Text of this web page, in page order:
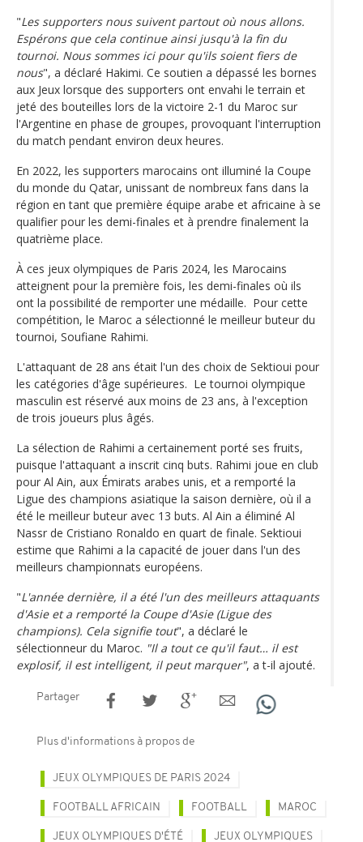
"Les supporters nous suivent partout où nous allons.
Espérons que cela continue ainsi jusqu'à la fin du
tournoi. Nous sommes ici pour qu'ils soient fiers de
nous", a déclaré Hakimi. Ce soutien a dépassé les bornes
aux Jeux lorsque des supporters ont envahi le terrain et
jeté des bouteilles lors de la victoire 2-1 du Maroc sur
l'Argentine en phase de groupes, provoquant l'interruption
du match pendant environ deux heures.
En 2022, les supporters marocains ont illuminé la Coupe
du monde du Qatar, unissant de nombreux fans dans la
région en tant que première équipe arabe et africaine à se
qualifier pour les demi-finales et à prendre finalement la
quatrième place.
À ces jeux olympiques de Paris 2024, les Marocains
atteignent pour la première fois, les demi-finales où ils
ont la possibilité de remporter une médaille. Pour cette
compétition, le Maroc a sélectionné le meilleur buteur du
tournoi, Soufiane Rahimi.
L'attaquant de 28 ans était l'un des choix de Sektioui pour
les catégories d'âge supérieures. Le tournoi olympique
masculin est réservé aux moins de 23 ans, à l'exception
de trois joueurs plus âgés.
La sélection de Rahimi a certainement porté ses fruits,
puisque l'attaquant a inscrit cinq buts. Rahimi joue en club
pour Al Ain, aux Émirats arabes unis, et a remporté la
Ligue des champions asiatique la saison dernière, où il a
été le meilleur buteur avec 13 buts. Al Ain a éliminé Al
Nassr de Cristiano Ronaldo en quart de finale. Sektioui
estime que Rahimi a la capacité de jouer dans l'un des
meilleurs championnats européens.
"L'année dernière, il a été l'un des meilleurs attaquants
d'Asie et a remporté la Coupe d'Asie (Ligue des
champions). Cela signifie tout", a déclaré le
sélectionneur du Maroc. "Il a tout ce qu'il faut… il est
explosif, il est intelligent, il peut marquer", a t-il ajouté.
Partager
Plus d'informations à propos de
JEUX OLYMPIQUES DE PARIS 2024
FOOTBALL AFRICAIN FOOTBALL MAROC
JEUX OLYMPIQUES D'ÉTÉ JEUX OLYMPIQUES